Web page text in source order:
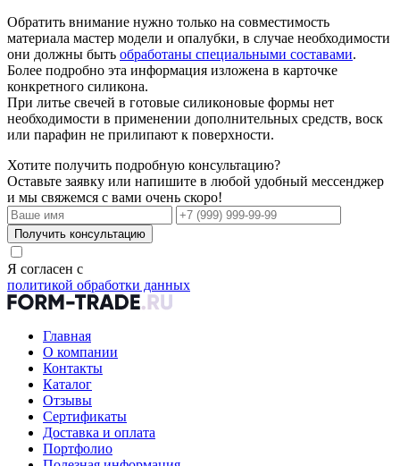
Обратить внимание нужно только на совместимость
материала мастер модели и опалубки, в случае необходимости
они должны быть обработаны специальными составами.
Более подробно эта информация изложена в карточке
конкретного силикона.
При литье свечей в готовые силиконовые формы нет
необходимости в применении дополнительных средств, воск
или парафин не прилипают к поверхности.
Хотите получить подробную консультацию?
Оставьте заявку или напишите в любой удобный мессенджер
и мы свяжемся с вами очень скоро!
Получить консультацию
Я согласен с
политикой обработки данных
Главная
О компании
Контакты
Каталог
Отзывы
Сертификаты
Доставка и оплата
Портфолио